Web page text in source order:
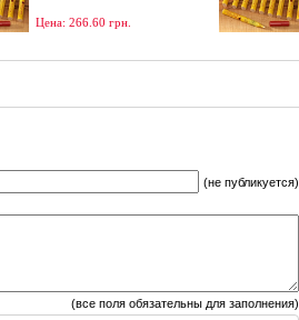
Цена: 266.60 грн.
(не публикуется)
(все поля обязательны для заполнения)